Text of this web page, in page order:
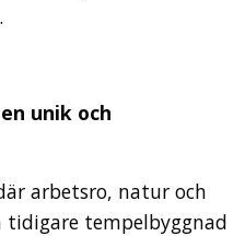
unik och
arbetsro, natur och
tidigare tempelbyggnad